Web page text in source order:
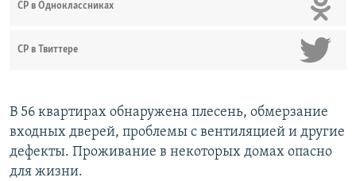
СР в Одноклассниках
СР в Твиттере
В 56 квартирах обнаружена плесень, обмерзание
входных дверей, проблемы с вентиляцией и другие
дефекты. Проживание в некоторых домах опасно
для жизни.